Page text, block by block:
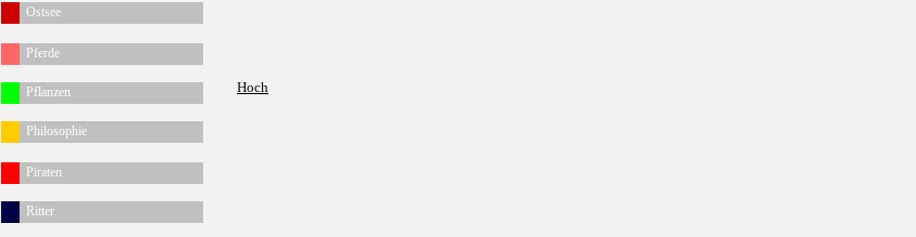
Ostsee
Pferde
Pflanzen
Philosophie
Piraten
Ritter
Hoch